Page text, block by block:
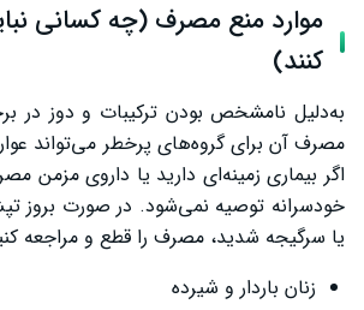
موارد منع مصرف (چه کسانی
کنند)
به‌دلیل نامشخص بودن ترکیبات و دوز در
مصرف آن برای گروه‌های پرخطر می‌تواند
اگر بیماری زمینه‌ای دارید یا داروی مزمن
خودسرانه توصیه نمی‌شود. در صورت بروز
یا سرگیجه شدید، مصرف را قطع و مراجعه
زنان باردار و شیرده